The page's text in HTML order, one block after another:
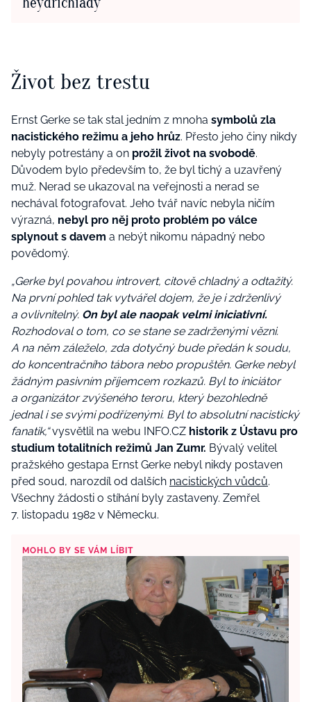
Život bez trestu
Ernst Gerke se tak stal jedním z mnoha symbolů zla
nacistického režimu a jeho hrůz. Přesto jeho činy nikdy
nebyly potrestány a on prožil život na svobodě.
Důvodem bylo především to, že byl tichý a uzavřený
muž. Nerad se ukazoval na veřejnosti a nerad se
nechával fotografovat. Jeho tvář navíc nebyla ničím
výrazná, nebyl pro něj proto problém po válce
splynout s davem a nebýt nikomu nápadný nebo
povědomý.
„Gerke byl povahou introvert, citově chladný a odtažitý.
Na první pohled tak vytvářel dojem, že je i zdrženlivý
a ovlivnitelný. On byl ale naopak velmi iniciativní.
Rozhodoval o tom, co se stane se zadrženými vězni.
A na něm záleželo, zda dotyčný bude předán k soudu,
do koncentračního tábora nebo propuštěn. Gerke nebyl
žádným pasivním příjemcem rozkazů. Byl to iniciátor
a organizátor zvýšeného teroru, který bezohledně
jednal i se svými podřízenými. Byl to absolutní nacistický
fanatik,“vysvětlil na webu INFO.CZ historik z Ústavu pro
studium totalitních režimů Jan Zumr. Bývalý velitel
pražského gestapa Ernst Gerke nebyl nikdy postaven
před soud, narozdíl od dalších nacistických vůdců.
Všechny žádosti o stíhání byly zastaveny. Zemřel
7. listopadu 1982 v Německu.
MOHLO BY SE VÁM LÍBIT